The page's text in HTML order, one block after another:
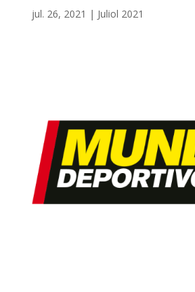
jul. 26, 2021 | Juliol 2021